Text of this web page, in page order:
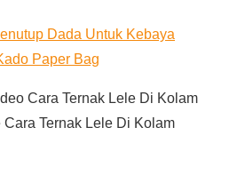
Dada Untuk Kebaya
Paper Bag
Cara Ternak Lele Di Kolam
Cara Ternak Lele Di Kolam